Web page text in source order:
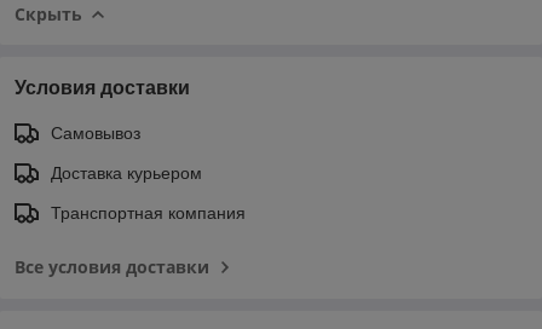
Скрыть
Условия доставки
Самовывоз
Доставка курьером
Транспортная компания
Все условия доставки